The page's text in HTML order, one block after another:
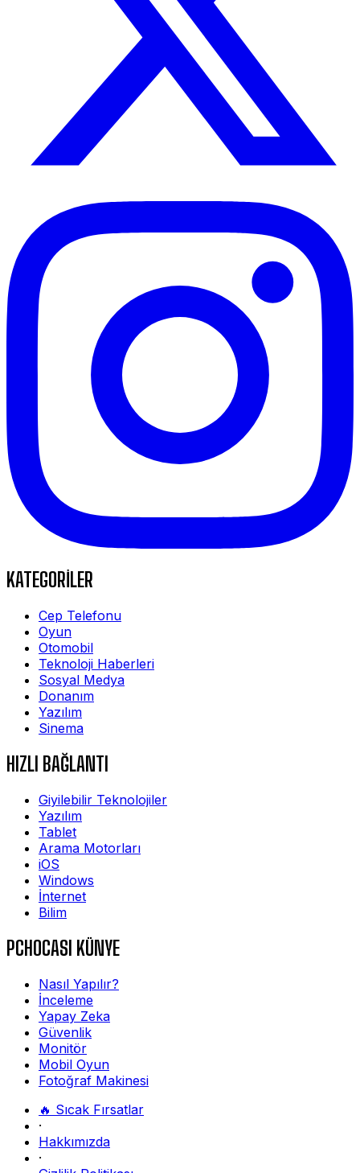
KATEGORİLER
Cep Telefonu
Oyun
Otomobil
Teknoloji Haberleri
Sosyal Medya
Donanım
Yazılım
Sinema
HIZLI BAĞLANTI
Giyilebilir Teknolojiler
Yazılım
Tablet
Arama Motorları
iOS
Windows
İnternet
Bilim
PCHOCASI KÜNYE
Nasıl Yapılır?
İnceleme
Yapay Zeka
Güvenlik
Monitör
Mobil Oyun
Fotoğraf Makinesi
🔥 Sıcak Fırsatlar
·
Hakkımızda
·